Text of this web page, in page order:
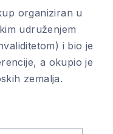
organiziran u
udruženjem
i bio je
a okupio je
zemalja.